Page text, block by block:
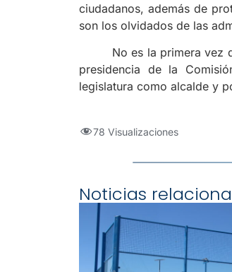
ciudadanos, además de
son los olvidados de las
No es la primera vez
presidencia de la
legislatura como alcalde y
78 Visualizaciones
Noticias